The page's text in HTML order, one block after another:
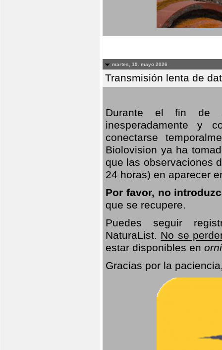
martes, 19. mayo 2026
Transmisión lenta de
Durante el fin de
inesperadamente y
conectarse
Biolovision ya ha
que las observaciones
24 horas) en aparecer
Por favor, no
que se recupere.
Puedes seguir
NaturaList. No se
estar disponibles en
Gracias por la